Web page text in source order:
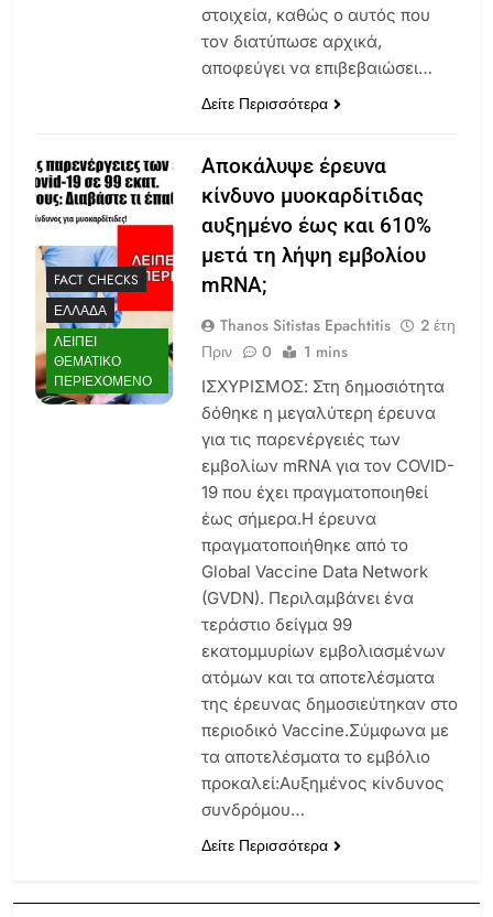
στοιχεία, καθώς ο αυτός που
τον διατύπωσε αρχικά,
αποφεύγει να επιβεβαιώσει…
Δείτε Περισσότερα
FACT CHECKS
ΕΛΛΆΔΑ
ΛΕΊΠΕΙ
ΘΕΜΑΤΙΚΌ
ΠΕΡΙΕΧΌΜΕΝΟ
Αποκάλυψε έρευνα
κίνδυνο μυοκαρδίτιδας
αυξημένο έως και 610%
μετά τη λήψη εμβολίου
mRNA;
Thanos Sitistas Epachtitis
2 έτη
Πριν
0 1 mins
ΙΣΧΥΡΙΣΜΟΣ: Στη δημοσιότητα
δόθηκε η μεγαλύτερη έρευνα
για τις παρενέργειές των
εμβoλίων mRNA για τον COVID-
19 που έχει πραγματοποιηθεί
έως σήμερα.Η έρευνα
πραγματοποιήθηκε από το
Global Vaccine Data Network
(GVDN). Περιλαμβάνει ένα
τεράστιο δείγμα 99
εκατομμυρίων εμβολιασμένων
ατόμων και τα αποτελέσματα
της έρευνας δημοσιεύτηκαν στο
περιοδικό Vaccine.Σύμφωνα με
τα αποτελέσματα το εμβόλιο
προκαλεί:Αυξημένος κίνδυνος
συνδρόμου…
Δείτε Περισσότερα